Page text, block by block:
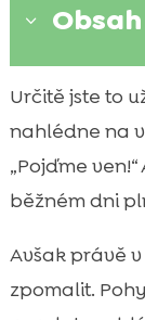
3 Obsah
 Co se v
klid tak

Největší
lepší
Faktory,
Určitě jste to
nahlédne na
„Pojďme
běžném dni
Avšak právě
zpomalit.